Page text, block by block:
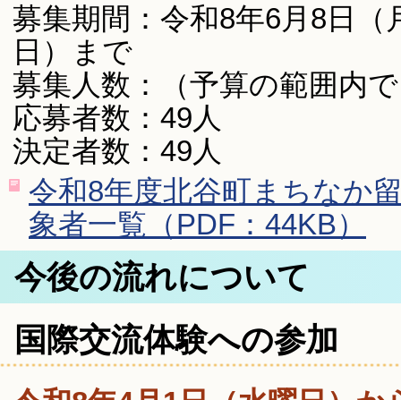
募集期間：令和8年6月8日
日）まで
募集人数：（予算の範囲内
応募者数：49人
決定者数：49人
令和8年度北谷町まちなか
象者一覧（PDF：44KB）
今後の流れについて
国際交流体験への参加